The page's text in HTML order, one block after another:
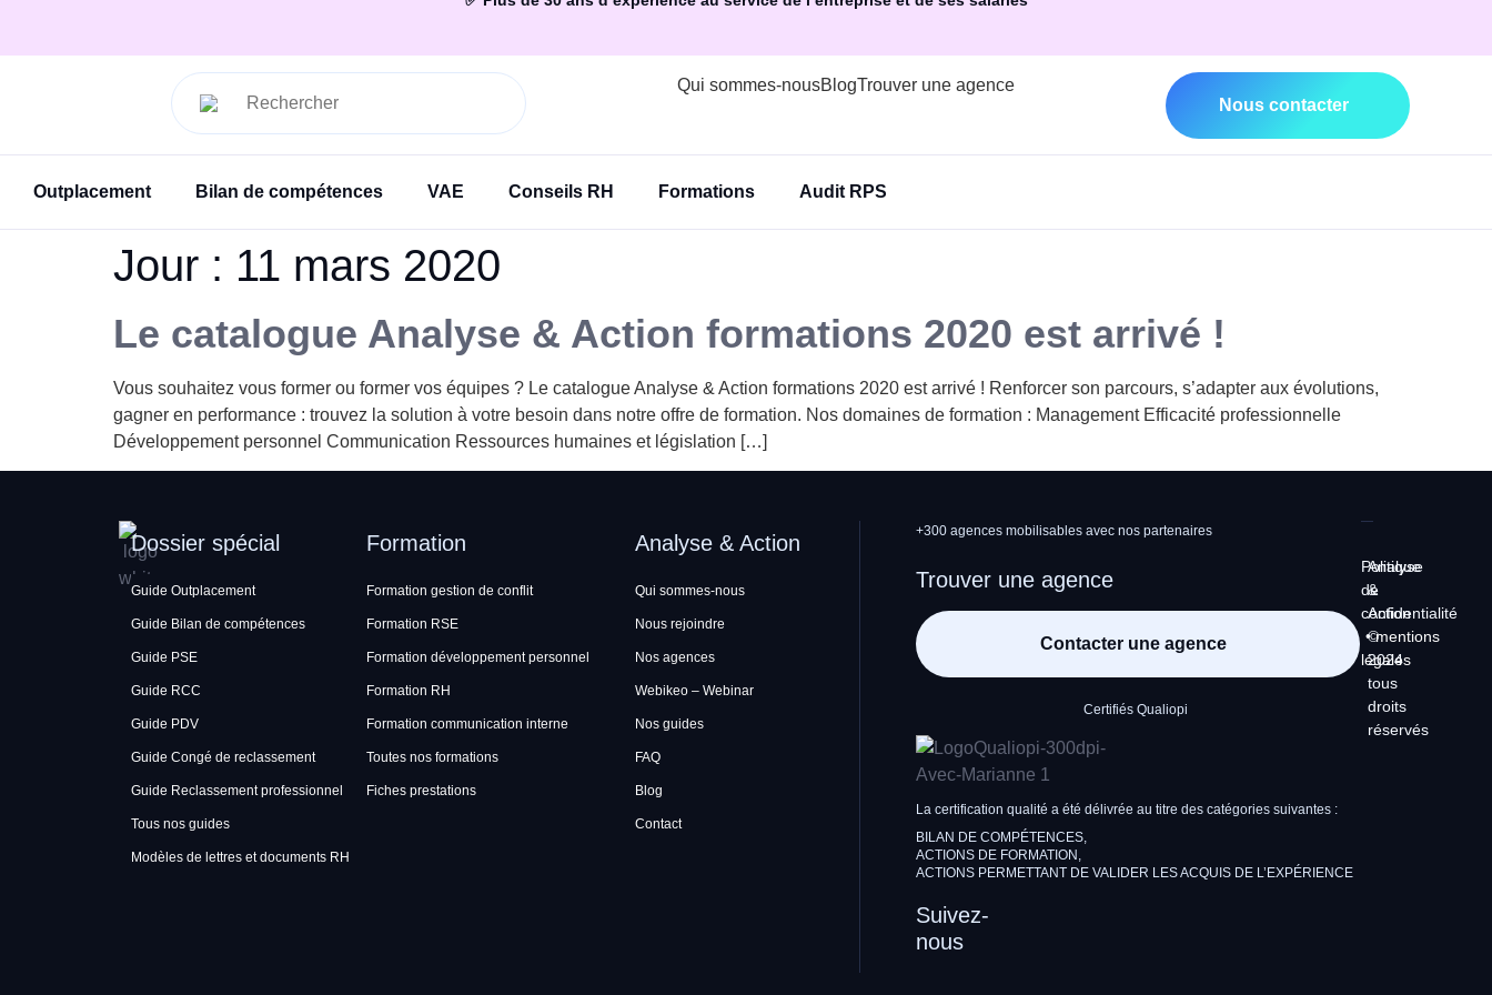
Qui sommes-nousBlogTrouver une agence
Nous contacter
Outplacement Bilan de compétences VAE Conseils RH Formations Audit RPS
Jour : 11 mars 2020
Le catalogue Analyse & Action formations 2020 est arrivé !
Vous souhaitez vous former ou former vos équipes ? Le catalogue Analyse & Action formations 2020 est arrivé ! Renforcer son parcours, s’adapter aux évolutions,
gagner en performance : trouvez la solution à votre besoin dans notre offre de formation. Nos domaines de formation : Management Efficacité professionnelle
Développement personnel Communication Ressources humaines et législation […]
Dossier spécial
Guide Outplacement
Guide Bilan de compétences
Guide PSE
Guide RCC
Guide PDV
Guide Congé de reclassement
Guide Reclassement professionnel
Tous nos guides
Modèles de lettres et documents RH
Formation
Formation gestion de conflit
Formation RSE
Formation développement personnel
Formation RH
Formation communication interne
Toutes nos formations
Fiches prestations
Analyse & Action
Qui sommes-nous
Nous rejoindre
Nos agences
Webikeo – Webinar
Nos guides
FAQ
Blog
Contact
+300 agences mobilisables avec nos partenaires
Trouver une agence
Contacter une agence
Certifiés Qualiopi
La certification qualité a été délivrée au titre des catégories suivantes :
BILAN DE COMPÉTENCES,
ACTIONS DE FORMATION,
ACTIONS PERMETTANT DE VALIDER LES ACQUIS DE L’EXPÉRIENCE
Suivez-
nous
Politique
de
confidentialité
•mentions
légales
Analyse
&
Action
©
2024
tous
droits
réservés